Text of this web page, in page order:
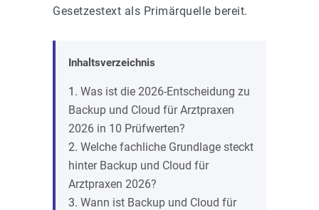
Gesetzestext als Primärquelle bereit.
Inhaltsverzeichnis
Was ist die 2026-Entscheidung zu
Backup und Cloud für Arztpraxen
2026 in 10 Prüfwerten?
Welche fachliche Grundlage steckt
hinter Backup und Cloud für
Arztpraxen 2026?
Wann ist Backup und Cloud für